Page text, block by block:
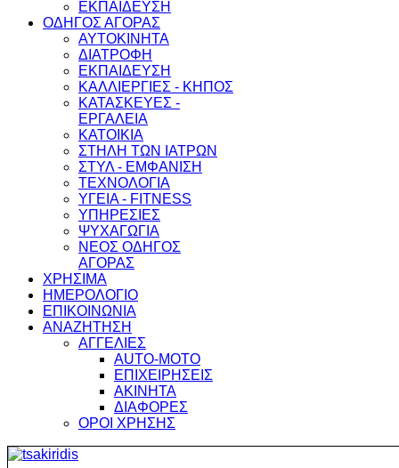
ΕΚΠΑΙΔΕΥΣΗ
ΟΔΗΓΟΣ ΑΓΟΡΑΣ
ΑΥΤΟΚΙΝΗΤΑ
ΔΙΑΤΡΟΦΗ
ΕΚΠΑΙΔΕΥΣΗ
ΚΑΛΛΙΕΡΓΙΕΣ - ΚΗΠΟΣ
ΚΑΤΑΣΚΕΥΕΣ -
ΕΡΓΑΛΕΙΑ
ΚΑΤΟΙΚΙΑ
ΣΤΗΛΗ ΤΩΝ ΙΑΤΡΩΝ
ΣΤΥΛ - ΕΜΦΑΝΙΣΗ
ΤΕΧΝΟΛΟΓΙΑ
ΥΓΕΙΑ - FITNESS
ΥΠΗΡΕΣΙΕΣ
ΨΥΧΑΓΩΓΙΑ
ΝΕΟΣ ΟΔΗΓΟΣ
ΑΓΟΡΑΣ
ΧΡΗΣΙΜΑ
ΗΜΕΡΟΛΟΓΙΟ
ΕΠΙΚΟΙΝΩΝΙΑ
ΑΝΑΖΗΤΗΣΗ
ΑΓΓΕΛΙΕΣ
AUTO-MOTO
ΕΠΙΧΕΙΡΗΣΕΙΣ
ΑΚΙΝΗΤΑ
ΔΙΑΦΟΡΕΣ
ΟΡΟΙ ΧΡΗΣΗΣ